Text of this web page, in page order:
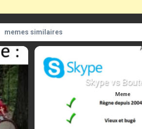
memes similaires
Skype vs
Meme